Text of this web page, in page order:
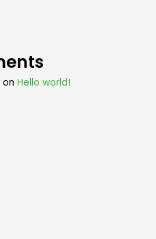
onHello world!